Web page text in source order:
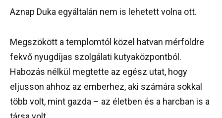
Aznap Duka egyáltalán nem is lehetett volna ott.
Megszökött a templomtól közel hatvan mérföldre
fekvő nyugdíjas szolgálati kutyaközpontból.
Habozás nélkül megtette az egész utat, hogy
eljusson ahhoz az emberhez, aki számára sokkal
több volt, mint gazda – az életben és a harcban is a